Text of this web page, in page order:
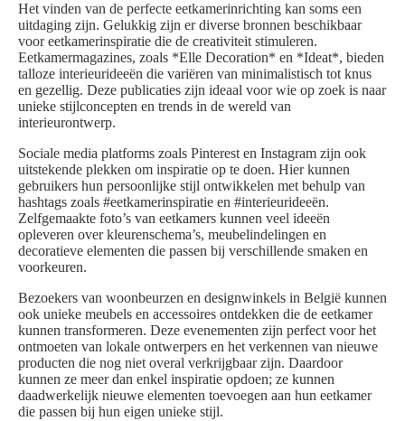
Het vinden van de perfecte eetkamerinrichting kan soms een
uitdaging zijn. Gelukkig zijn er diverse bronnen beschikbaar
voor eetkamerinspiratie die de creativiteit stimuleren.
Eetkamermagazines, zoals *Elle Decoration* en *Ideat*, bieden
talloze interieurideeën die variëren van minimalistisch tot knus
en gezellig. Deze publicaties zijn ideaal voor wie op zoek is naar
unieke stijlconcepten en trends in de wereld van
interieurontwerp.
Sociale media platforms zoals Pinterest en Instagram zijn ook
uitstekende plekken om inspiratie op te doen. Hier kunnen
gebruikers hun persoonlijke stijl ontwikkelen met behulp van
hashtags zoals #eetkamerinspiratie en #interieurideeën.
Zelfgemaakte foto’s van eetkamers kunnen veel ideeën
opleveren over kleurenschema’s, meubelindelingen en
decoratieve elementen die passen bij verschillende smaken en
voorkeuren.
Bezoekers van woonbeurzen en designwinkels in België kunnen
ook unieke meubels en accessoires ontdekken die de eetkamer
kunnen transformeren. Deze evenementen zijn perfect voor het
ontmoeten van lokale ontwerpers en het verkennen van nieuwe
producten die nog niet overal verkrijgbaar zijn. Daardoor
kunnen ze meer dan enkel inspiratie opdoen; ze kunnen
daadwerkelijk nieuwe elementen toevoegen aan hun eetkamer
die passen bij hun eigen unieke stijl.